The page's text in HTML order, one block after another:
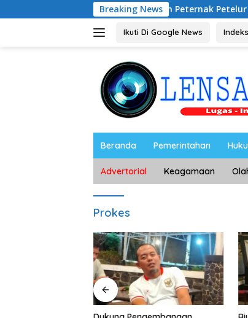
ke
Breaking News
Audiensi dengan Peternak Petelur Magetan,
Ikuti Di Google News
Beranda Pemerintahan
Advertorial Keagamaan
Prokes